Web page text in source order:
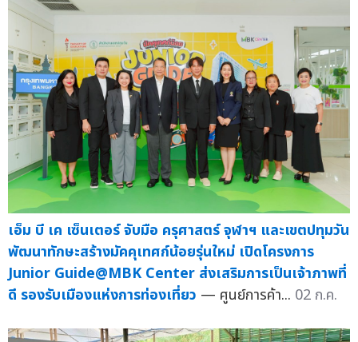
เอ็ม บี เค เซ็นเตอร์ จับมือ ครุศาสตร์ จุฬาฯ และเขตปทุมวัน
พัฒนาทักษะสร้างมัคคุเทศก์น้อยรุ่นใหม่ เปิดโครงการ
Junior Guide@MBK Center ส่งเสริมการเป็นเจ้าภาพที่
ดี รองรับเมืองแห่งการท่องเที่ยว — ศูนย์การค้า... 02 ก.ค.